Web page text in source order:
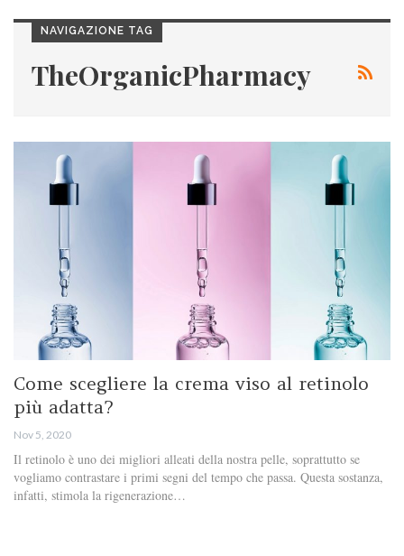
NAVIGAZIONE TAG
TheOrganicPharmacy
Come scegliere la crema viso al retinolo
più adatta?
Nov 5, 2020
Il retinolo è uno dei migliori alleati della nostra pelle, soprattutto se
vogliamo contrastare i primi segni del tempo che passa. Questa sostanza,
infatti, stimola la rigenerazione…